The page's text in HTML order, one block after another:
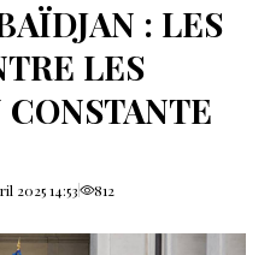
: LES
LES
CONSTANTE
2025 14:53 812